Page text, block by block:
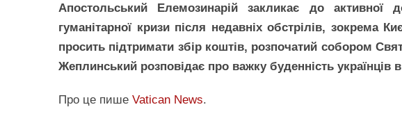
Апостольський Елемозинарій закликає до активної
гуманітарної кризи після недавніх обстрілів, зокрема
просить підтримати збір коштів, розпочатий собором
Жеплинський розповідає про важку буденність українців
Про це пише Vatican News.